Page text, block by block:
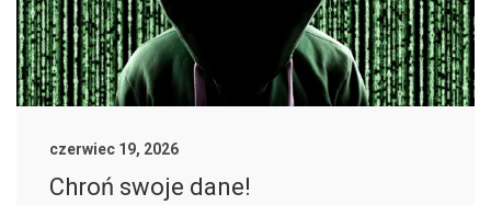
czerwiec 19, 2026
Chroń swoje dane!